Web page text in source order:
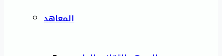
المعاهد